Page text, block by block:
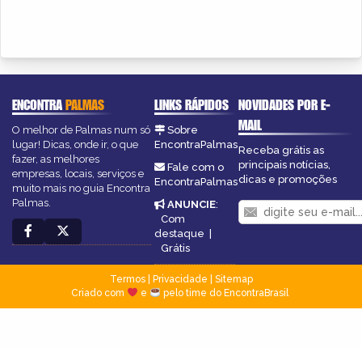
ENCONTRAPALMAS
O melhor de Palmas num só
lugar! Dicas, onde ir, o que
fazer, as melhores
empresas, locais, serviços e
muito mais no guia Encontra
Palmas.
LINKS RÁPIDOS
Sobre
EncontraPalmas
Fale com o
EncontraPalmas
ANUNCIE:
Com
destaque |
Grátis
NOVIDADES POR E-
MAIL
Receba grátis as
principais notícias,
dicas e promoções
Termos| Privacidade
Sitemap
Criado com
e pelo time do EncontraBrasil